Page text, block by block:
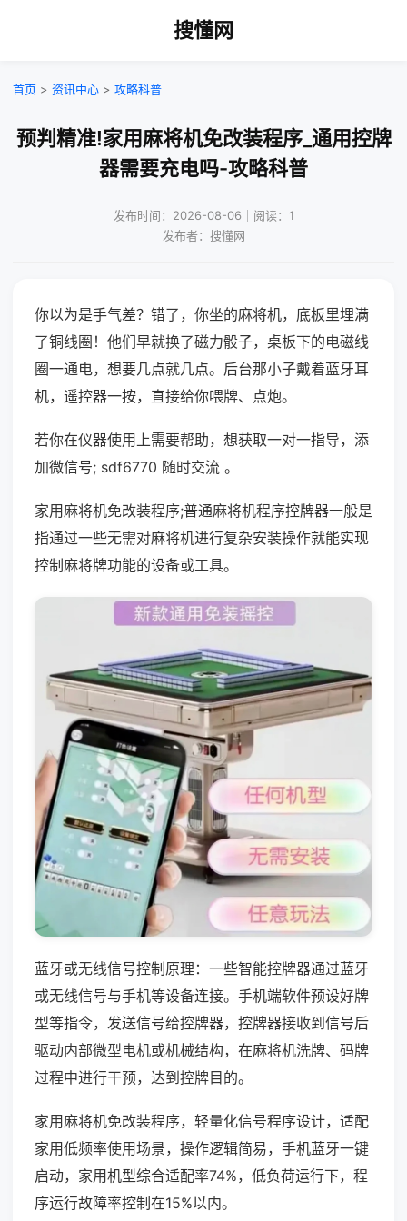
搜懂网
首页 > 资讯中心 > 攻略科普
预判精准!家用麻将机免改装程序_通用控牌
器需要充电吗-攻略科普
发布时间：2026-08-06｜阅读：1
发布者：搜懂网
你以为是手气差？错了，你坐的麻将机，底板里埋满
了铜线圈！他们早就换了磁力骰子，桌板下的电磁线
圈一通电，想要几点就几点。后台那小子戴着蓝牙耳
机，遥控器一按，直接给你喂牌、点炮。
若你在仪器使用上需要帮助，想获取一对一指导，添
加微信号; sdf6770 随时交流 。
家用麻将机免改装程序;普通麻将机程序控牌器一般是
指通过一些无需对麻将机进行复杂安装操作就能实现
控制麻将牌功能的设备或工具。
蓝牙或无线信号控制原理：一些智能控牌器通过蓝牙
或无线信号与手机等设备连接。手机端软件预设好牌
型等指令，发送信号给控牌器，控牌器接收到信号后
驱动内部微型电机或机械结构，在麻将机洗牌、码牌
过程中进行干预，达到控牌目的。
家用麻将机免改装程序，轻量化信号程序设计，适配
家用低频率使用场景，操作逻辑简易，手机蓝牙一键
启动，家用机型综合适配率74%，低负荷运行下，程
序运行故障率控制在15%以内。